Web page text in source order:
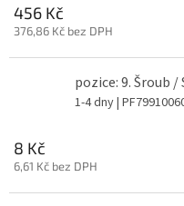
456 Kč
376,86 Kč bez DPH
pozice: 9. Šroub /
1-4 dny|
8 Kč
6,61 Kč bez DPH